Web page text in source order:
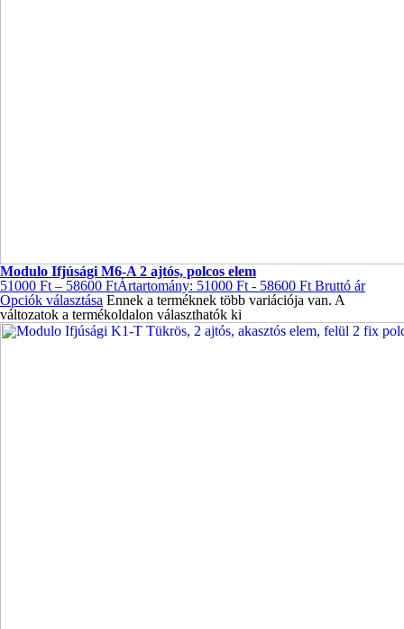
Modulo Ifjúsági M6-A 2 ajtós, polcos elem
51000 Ft – 58600 FtÁrtartomány: 51000 Ft - 58600 Ft Bruttó ár
Opciók választása Ennek a terméknek több variációja van. A
változatok a termékoldalon választhatók ki